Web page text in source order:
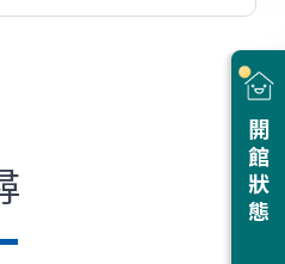
開館狀態